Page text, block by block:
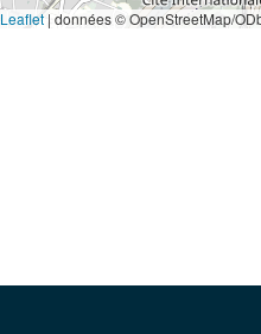
Leaflet | données © OpenStreetMap/